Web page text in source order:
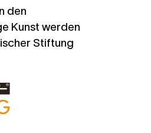
den
Kunst werden
Stiftung